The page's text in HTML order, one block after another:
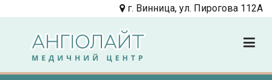
содержимому
г. Винница, ул. Пирогова 112А
Angiolight
Клиника